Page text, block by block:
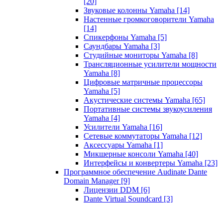
Звуковые колонны Yamaha [14]
Настенные громкоговорители Yamaha
[14]
Спикерфоны Yamaha [5]
Саундбары Yamaha [3]
Студийные мониторы Yamaha [8]
Трансляционные усилители мощности
Yamaha [8]
Цифровые матричные процессоры
Yamaha [5]
Акустические системы Yamaha [65]
Портативные системы звукоусиления
Yamaha [4]
Усилители Yamaha [16]
Сетевые коммутаторы Yamaha [12]
Аксессуары Yamaha [1]
Микшерные консоли Yamaha [40]
Интерфейсы и конвертеры Yamaha [23]
Программное обеспечение Audinate Dante
Domain Manager [9]
Лицензии DDM [6]
Dante Virtual Soundcard [3]